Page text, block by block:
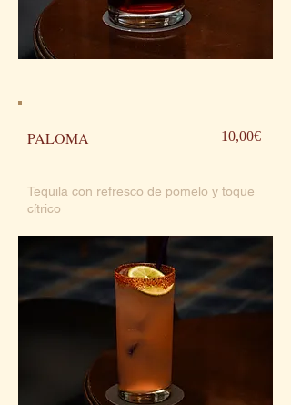
PALOMA 10,00€
Tequila con refresco de pomelo y toque
cítrico